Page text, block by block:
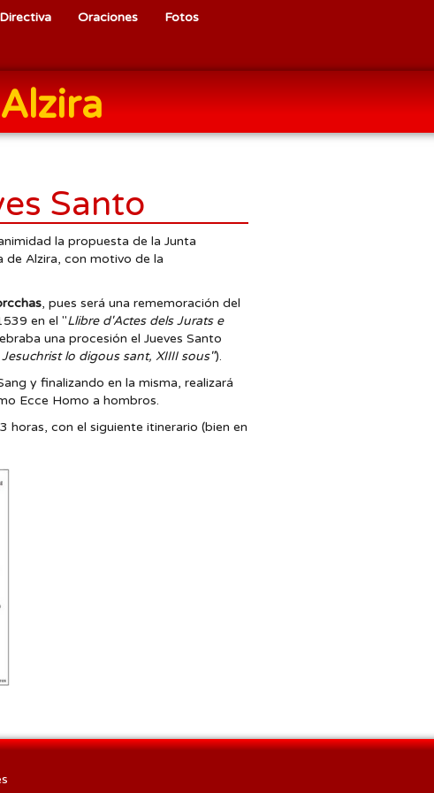
Oraciones Fotos
Alzira
Santo
la propuesta de la Junta
de Alzira, con motivo de la
, pues será una rememoración del
en el "Llibre d'Actes dels Jurats e
una procesión el Jueves Santo
lo digous sant, XIIII sous").
y finalizando en la misma, realizará
Ecce Homo a hombros.
horas, con el siguiente itinerario (bien en